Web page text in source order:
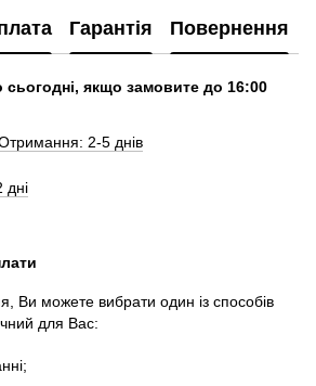
bank
Гарантія Повернення
сьогодні, якщо замовите до 16:00
2-5 днів
Ви можете вибрати один із способів
для Вас: